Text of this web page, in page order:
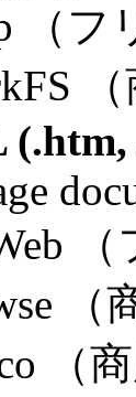
（フ
（
（
（商